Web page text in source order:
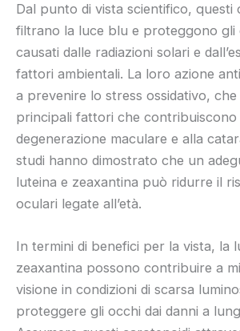
Dal punto di vista scientifico, questi
filtrano la luce blu e proteggono gli
causati dalle radiazioni solari e
fattori ambientali. La loro azione
a prevenire lo stress ossidativo, che
principali fattori che contribuiscono
degenerazione maculare e alla
studi hanno dimostrato che un
luteina e zeaxantina può ridurre il
oculari legate all’età.
In termini di benefici per la vista, la
zeaxantina possono contribuire a
visione in condizioni di scarsa
proteggere gli occhi dai danni a